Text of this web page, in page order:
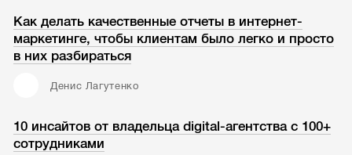
Как делать качественные отчеты в интернет-
маркетинге, чтобы клиентам было легко и просто
в них разбираться
Денис Лагутенко
10 инсайтов от владельца digital-агентства с 100+
сотрудниками